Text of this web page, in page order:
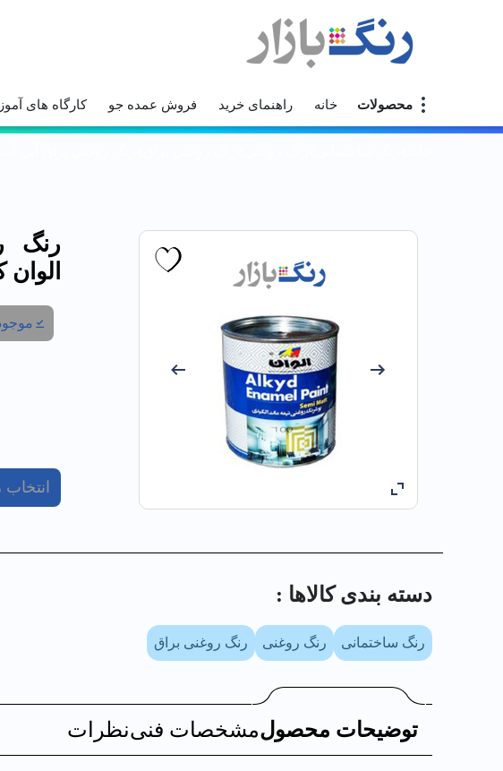
محصولات خانه راهنمای خرید فروش عمده جو کارگاه های
رنگ
الوان کد
موجود
دسته بندی کالا‌ها :
رنگ ساختمانی رنگ روغنی رنگ روغنی براق
توضیحات محصولمشخصات فنینظرات